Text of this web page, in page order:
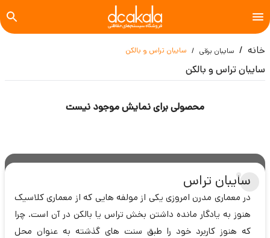
خانه سایبان برقی سایبان تراس و بالکن
سایبان تراس و بالکن
محصولی برای نمایش موجود نیست
سایبان تراس
در معماری مدرن امروزی یکی از مولفه هایی که از معماری کلاسیک
هنوز به یادگار مانده داشتن بخش تراس یا بالکن در آن است. چرا
که هنوز کاربرد خود را طبق سنت های گذشته به عنوان محل